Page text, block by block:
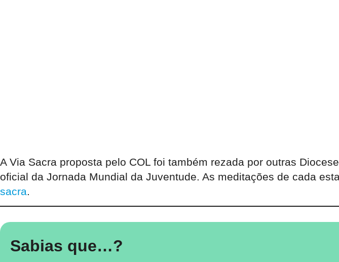
A Via Sacra proposta pelo COL foi também rezada por outras
oficial da Jornada Mundial da Juventude. As meditações de cada
sacra.
Sabias que…?